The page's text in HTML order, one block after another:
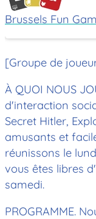
Brussels Fun
[Groupe de
À QUOI NOUS
d'interaction
Secret Hitler,
amusants et
réunissons le
vous êtes libres
samedi.
PROGRAMME.